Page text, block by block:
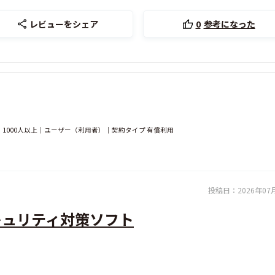
レビューをシェア 0 参考になった
人以上｜ユーザー（利用者）｜契約タイプ 有償利用
投稿日： 2026年07
リティ対策ソフト